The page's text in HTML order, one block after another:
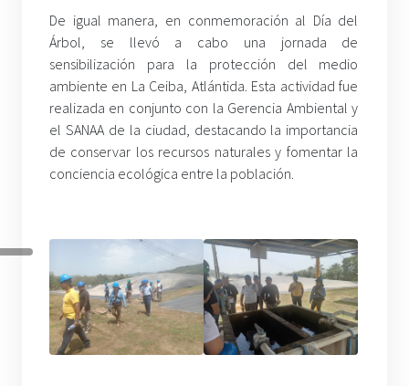
De igual manera, en conmemoración al Día del
Árbol, se llevó a cabo una jornada de
sensibilización para la protección del medio
ambiente en La Ceiba, Atlántida. Esta actividad fue
realizada en conjunto con la Gerencia Ambiental y
el SANAA de la ciudad, destacando la importancia
de conservar los recursos naturales y fomentar la
conciencia ecológica entre la población.